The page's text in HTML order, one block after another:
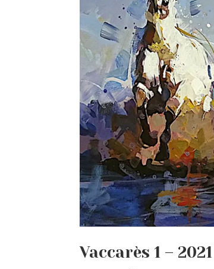
Vaccarès 1 – 2021